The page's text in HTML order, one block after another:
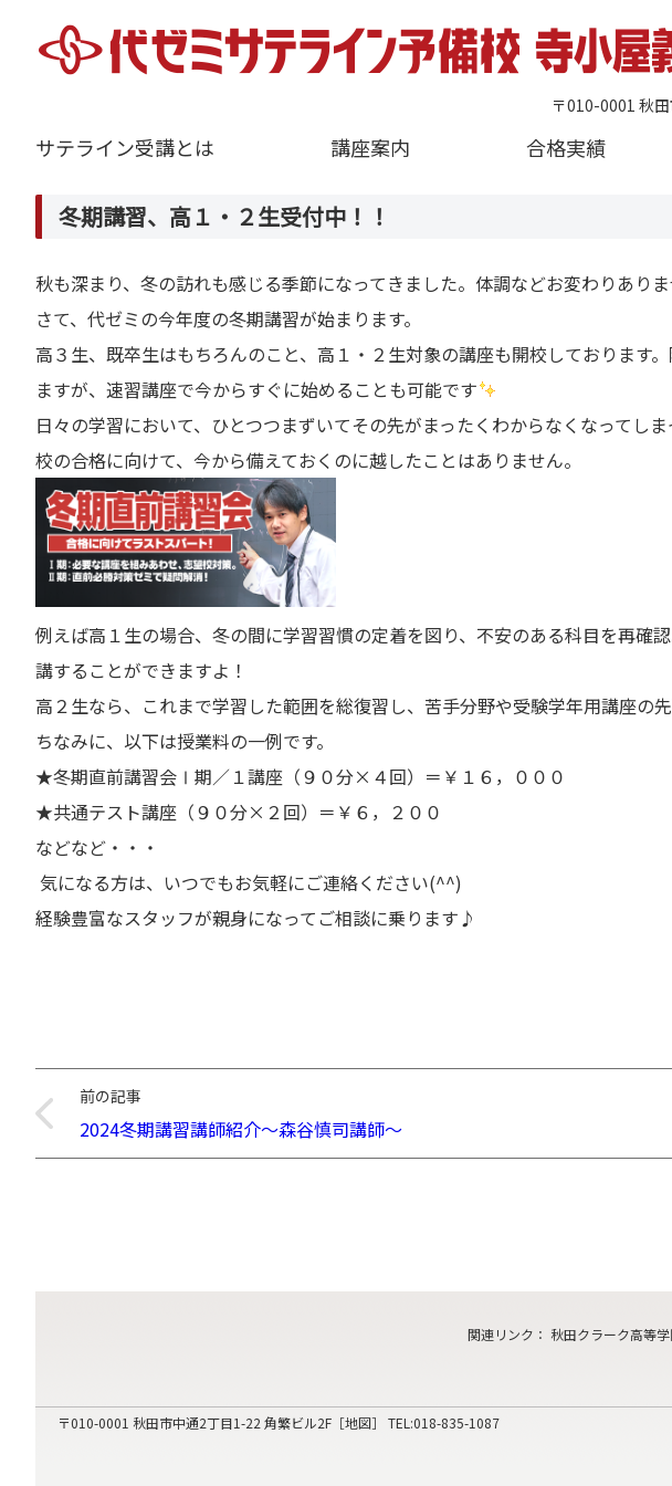
〒010-0001 秋
サテライン受講とは 講座案内 合格実績
冬期講習、高１・２生受付中！！
秋も深まり、冬の訪れも感じる季節になってきました。体調などお変わりあり
さて、代ゼミの今年度の冬期講習が始まります。
高３生、既卒生はもちろんのこと、高１・２生対象の講座も開校しております
ますが、速習講座で今からすぐに始めることも可能です
日々の学習において、ひとつつまずいてその先がまったくわからなくなってし
校の合格に向けて、今から備えておくのに越したことはありません。
例えば高１生の場合、冬の間に学習習慣の定着を図り、不安のある科目を再確
講することができますよ！
高２生なら、これまで学習した範囲を総復習し、苦手分野や受験学年用講座の
ちなみに、以下は授業料の一例です。
★冬期直前講習会Ⅰ期／１講座（９０分×４回）＝￥１６，０００
★共通テスト講座（９０分×２回）＝￥６，２００
などなど・・・
気になる方は、いつでもお気軽にご連絡ください(^^)
経験豊富なスタッフが親身になってご相談に乗ります♪
前の記事
2024冬期講習講師紹介～森谷慎司講師～
関連リンク ： 秋田クラーク高等学
〒010-0001 秋田市中通2丁目1-22 角繁ビル2F［地図］ TEL:018-835-1087